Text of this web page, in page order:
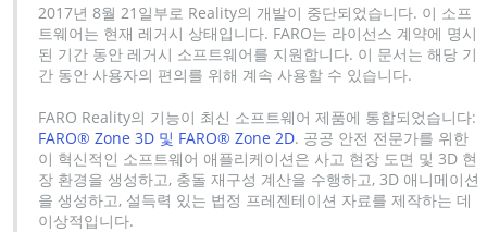
2017년 8월 21일부로 Reality의 개발이 중단되었습니다. 이 소프
트웨어는 현재 레거시 상태입니다. FARO는 라이선스 계약에 명시
된 기간 동안 레거시 소프트웨어를 지원합니다. 이 문서는 해당 기
간 동안 사용자의 편의를 위해 계속 사용할 수 있습니다.
FARO Reality의 기능이 최신 소프트웨어 제품에 통합되었습니다:
FARO® Zone 3D 및 FARO® Zone 2D. 공공 안전 전문가를 위한
이 혁신적인 소프트웨어 애플리케이션은 사고 현장 도면 및 3D 현
장 환경을 생성하고, 충돌 재구성 계산을 수행하고, 3D 애니메이션
을 생성하고, 설득력 있는 법정 프레젠테이션 자료를 제작하는 데
이상적입니다.